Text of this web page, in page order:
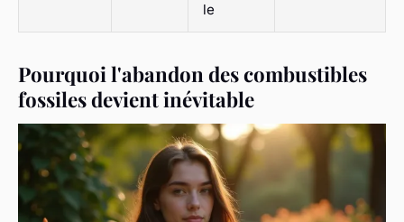
le
Pourquoi l'abandon des combustibles
fossiles devient inévitable